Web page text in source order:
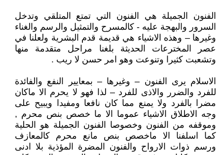
الفنون الجميلة هي الفنون التي تمتع المتلقي وتدخل
السرور والبهجة عليه - كالمسرح والتمثيل والرسم والغناء
وغيرها – وهذه الاشياء هي قديمة قدم البشرية ولعلنا في
عصر المخترعات الحديثة بلغنا مراحل متقدمة منها
وتشعبت كثيرا وتنوعت وهو امر حسن لا ريب .
الاسلام يرى الفنون – وغيرها – بمعايير النفع والفائدة
للفرد والضرر والاذى للفرد – لذا فهو لا يحرم الا ماكان
مضرا بالفرد ولا يمنع مما كان نافعا ومفيدا ويبيح على
وجه الاطلاق الاشياء عموما الا ما خصص بنص محرم ,
وموقفه من الفنون وخصوصا الفنون الجميلة هو الحلية
كما اسلفنا الا ماخصص بنص مانع محرم كالمعازف
ورسم ذوات الارواح والفنون المضرة المؤذية بلا ادنى